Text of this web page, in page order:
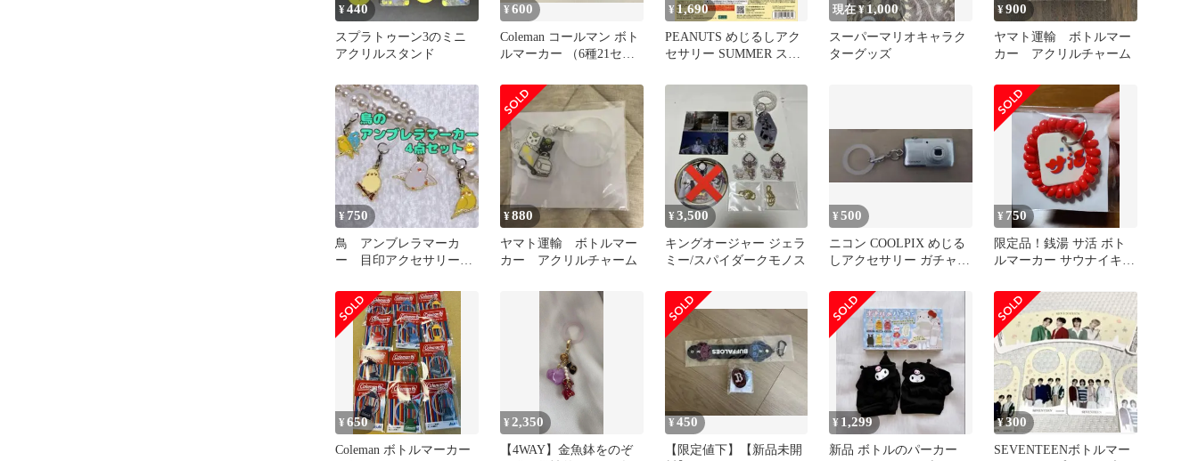
¥440
スプラトゥーン3のミニ
アクリルスタンド
¥600
Coleman コールマン ボト
ルマーカー （6種21セッ
¥1,690
PEANUTS めじるしアク
セサリー SUMMER スヌ
現在 ¥1,000
スーパーマリオキャラク
ターグッズ
¥900
ヤマト運輸 ボトルマー
カー アクリルチャーム
¥ 750
鳥 アンブレラマーカ
ー 目印アクセサリー
インコ
¥880
ヤマト運輸 ボトルマー
カー アクリルチャーム
¥3,500
キングオージャー ジェラ
ミー/スパイダークモノス
¥500
ニコン COOLPIX めじる
しアクセサリー ガチャ
¥ 750
限定品！銭湯 サ活 ボト
ルマーカー サウナイキタ
¥650
Coleman ボトルマーカー
¥ 2,350
​【4WAY】金魚鉢をのぞ
¥450
【限定値下】【新品未開
¥ 1,299
新品 ボトルのパーカー
¥300
SEVENTEENボトルマー